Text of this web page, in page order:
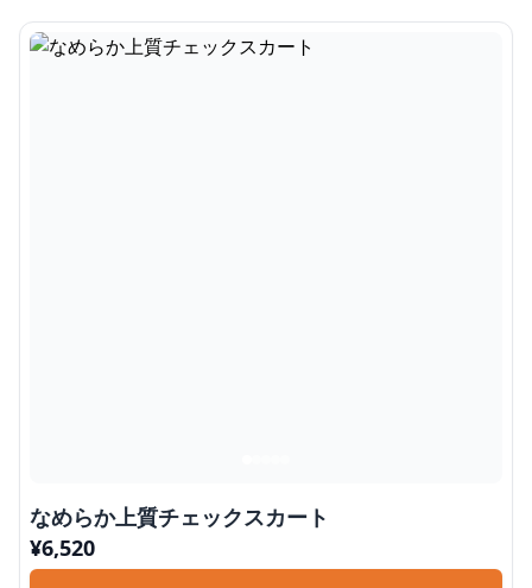
なめらか上質チェックスカート
¥6,520